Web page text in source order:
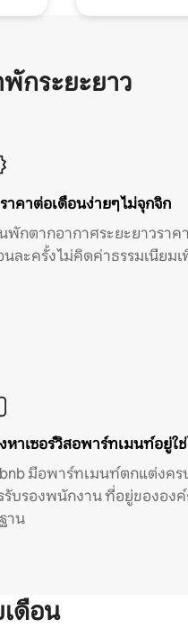
กระยะยาว
าคาต่อเดือนง่ายๆ ไม่จุกจิก
พักตากอากาศระยะยาวราค
นละครั้ง ไม่คิดค่าธรรมเนียม
หาเซอร์วิสอพาร์ทเมนท์อยู่ใ
มีอพาร์ทเมนท์ตกแต่งคร
รับรองพนักงาน ที่อยู่ขององค์
าน
ดือน